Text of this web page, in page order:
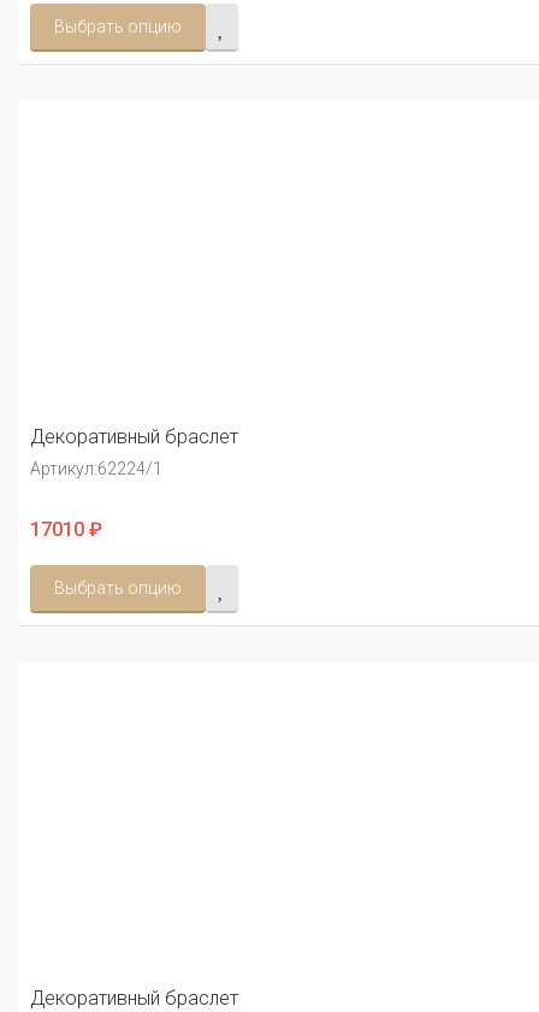
Выбрать опцию
Декоративный браслет
Артикул:62224/1
17010 ₽
Выбрать опцию
Декоративный браслет